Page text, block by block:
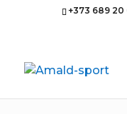
+373 689 20
Главная/Для